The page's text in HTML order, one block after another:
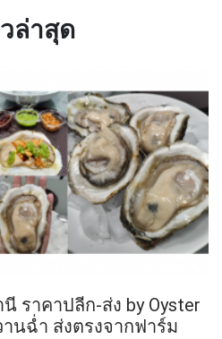
ล่าสุด
ราคาปลีก-ส่ง by Oyster
นฉ่ำ ส่งตรงจากฟาร์ม